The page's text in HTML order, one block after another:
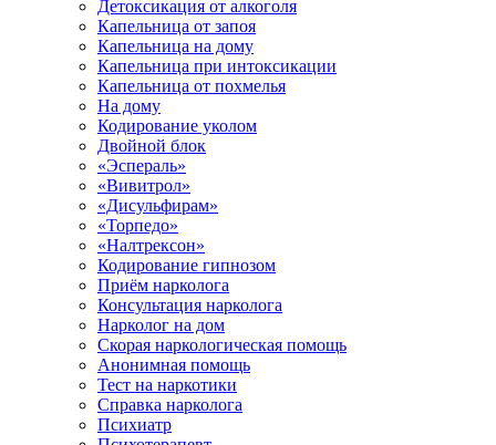
Детоксикация от алкоголя
Капельница от запоя
Капельница на дому
Капельница при интоксикации
Капельница от похмелья
На дому
Кодирование уколом
Двойной блок
«Эспераль»
«Вивитрол»
«Дисульфирам»
«Торпедо»
«Налтрексон»
Кодирование гипнозом
Приём нарколога
Консультация нарколога
Нарколог на дом
Скорая наркологическая помощь
Анонимная помощь
Тест на наркотики
Справка нарколога
Психиатр